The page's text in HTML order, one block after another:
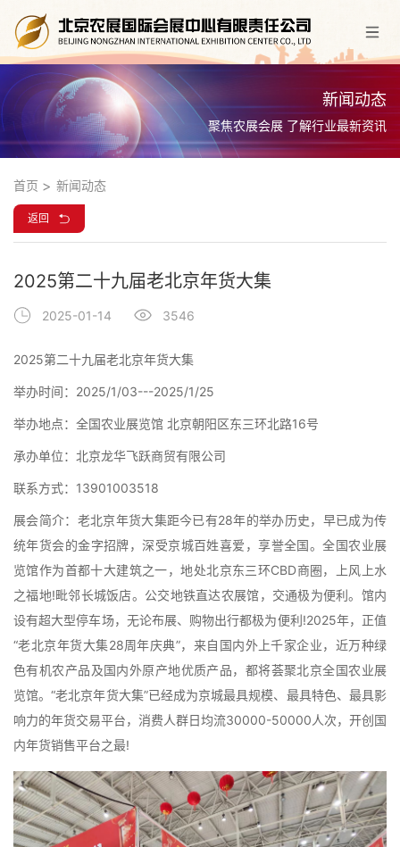
新闻动态
聚焦农展会展 了解行业最新资讯
首页 新闻动态
返回
2025第二十九届老北京年货大集
2025-01-14 3546
2025第二十九届老北京年货大集
举办时间：2025/1/03---2025/1/25
举办地点：全国农业展览馆 北京朝阳区东三环北路16号
承办单位：北京龙华飞跃商贸有限公司
联系方式：13901003518
展会简介：老北京年货大集距今已有28年的举办历史，早已成为传
统年货会的金字招牌，深受京城百姓喜爱，享誉全国。全国农业展
览馆作为首都十大建筑之一，地处北京东三环CBD商圈，上风上水
之福地!毗邻长城饭店。公交地铁直达农展馆，交通极为便利。馆内
设有超大型停车场，无论布展、购物出行都极为便利!2025年，正值
“老北京年货大集28周年庆典”，来自国内外上千家企业，近万种绿
色有机农产品及国内外原产地优质产品，都将荟聚北京全国农业展
览馆。“老北京年货大集”已经成为京城最具规模、最具特色、最具影
响力的年货交易平台，消费人群日均流30000-50000人次，开创国
内年货销售平台之最!